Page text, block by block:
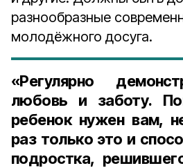
разнообразные
молодёжного досуга.
«Регулярно
любовь и заботу.
ребенок нужен вам,
раз только это и
подростка,